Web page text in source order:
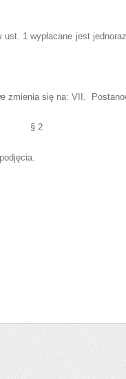
1 wypłacane jest
zmienia się na: VII.
§ 2